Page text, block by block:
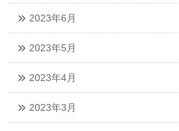
2023年6月
2023年5月
2023年4月
2023年3月